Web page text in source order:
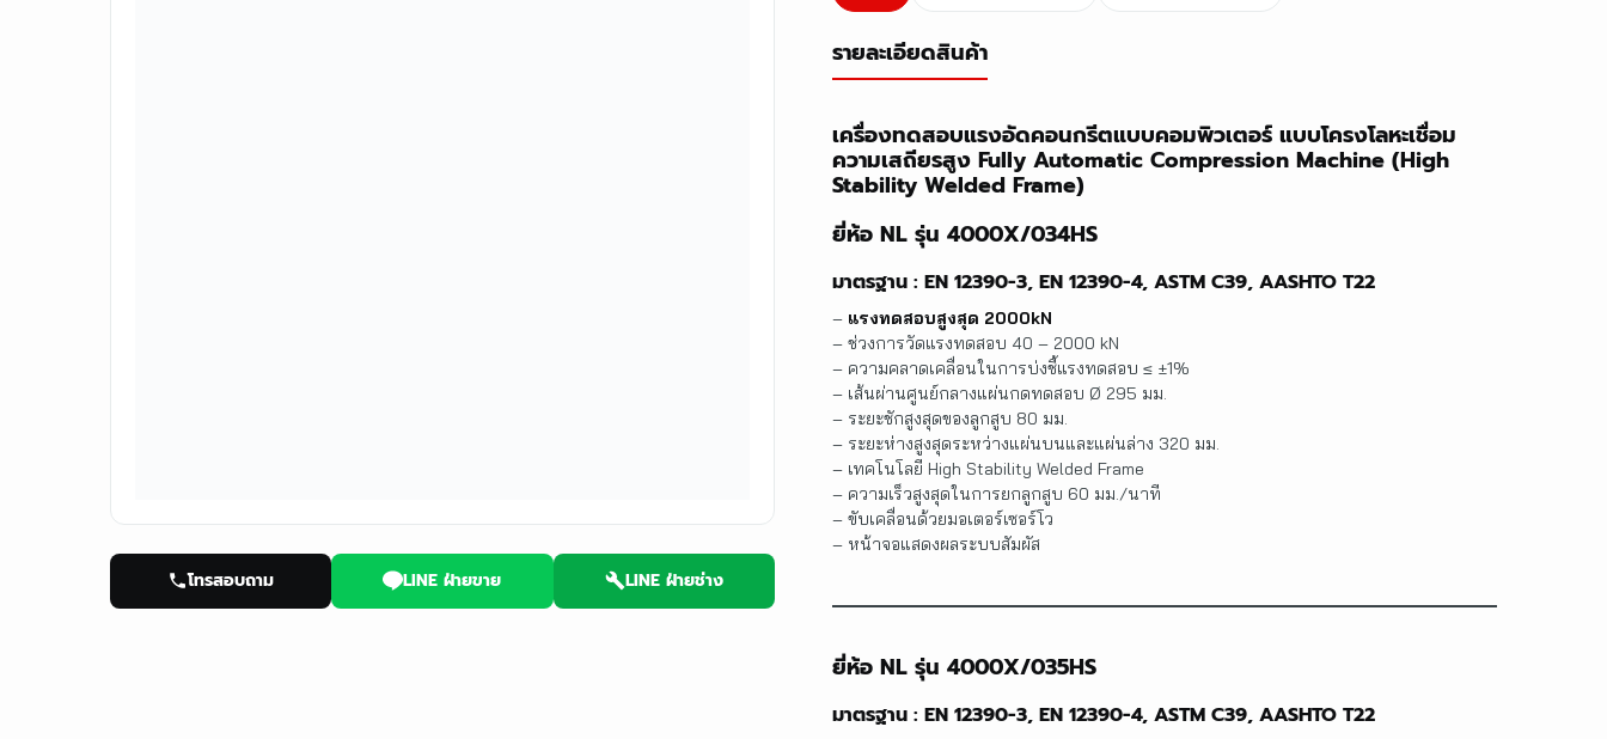
โทรสอบถาม LINE ฝ่ายขาย LINE ฝ่ายช่าง
รายละเอียดสินค้า
เครื่องทดสอบแรงอัดคอนกรีตแบบคอมพิวเตอร์ แบบโครงโลหะเชื่อม
ความเสถียรสูง Fully Automatic Compression Machine (High
Stability Welded Frame)
ยี่ห้อ NL รุ่น 4000X/034HS
มาตรฐาน : EN 12390-3, EN 12390-4, ASTM C39, AASHTO T22
– แรงทดสอบสูงสุด 2000kN
– ช่วงการวัดแรงทดสอบ 40 – 2000 kN
– ความคลาดเคลื่อนในการบ่งชี้แรงทดสอบ ≤ ±1%
– เส้นผ่านศูนย์กลางแผ่นกดทดสอบ Ø 295 มม.
– ระยะชักสูงสุดของลูกสูบ 80 มม.
– ระยะห่างสูงสุดระหว่างแผ่นบนและแผ่นล่าง 320 มม.
– เทคโนโลยี High Stability Welded Frame
– ความเร็วสูงสุดในการยกลูกสูบ 60 มม./นาที
– ขับเคลื่อนด้วยมอเตอร์เซอร์โว
– หน้าจอแสดงผลระบบสัมผัส
ยี่ห้อ NL รุ่น 4000X/035HS
มาตรฐาน : EN 12390-3, EN 12390-4, ASTM C39, AASHTO T22